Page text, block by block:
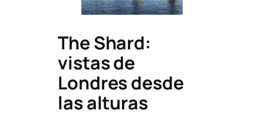
The Shard:
vistas de
Londres desde
las alturas